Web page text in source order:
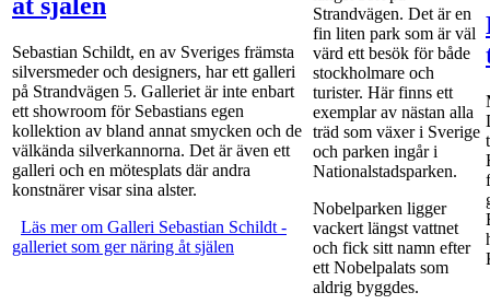
Sebastian Schildt, en av Sveriges främsta
silversmeder och designers, har ett galleri
på Strandvägen 5. Galleriet är inte enbart
ett showroom för Sebastians egen
kollektion av bland annat smycken och de
välkända silverkannorna. Det är även ett
galleri och en mötesplats där andra
konstnärer visar sina alster.
Läs merom Galleri Sebastian Schildt - galleriet som ger näring åt
själen
om Galleri Sebastian Schildt -
galleriet som ger näring åt själen
Strandvägen. Det är en
fin liten park som är väl
värd ett besök för både
stockholmare och
turister. Här finns ett
exemplar av nästan alla
träd som växer i Sverige
och parken ingår i
Nationalstadsparken.
Nobelparken ligger
vackert längst vattnet
och fick sitt namn efter
ett Nobelpalats som
aldrig byggdes.